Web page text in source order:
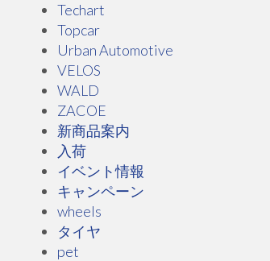
Techart
Topcar
Urban Automotive
VELOS
WALD
ZACOE
新商品案内
入荷
イベント情報
キャンペーン
wheels
タイヤ
pet